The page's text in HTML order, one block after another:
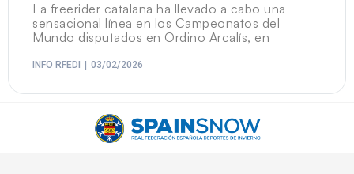
La freerider catalana ha llevado a cabo una
sensacional línea en los Campeonatos del
Mundo disputados en Ordino Arcalís, en
INFO RFEDI 03/02/2026